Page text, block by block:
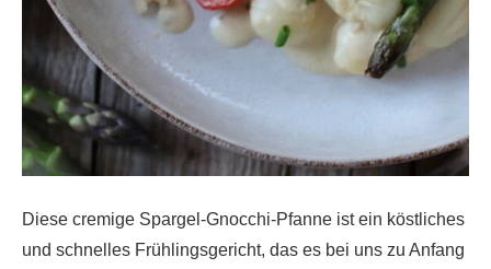
Diese cremige Spargel-Gnocchi-Pfanne ist ein köstliches
und schnelles Frühlingsgericht, das es bei uns zu Anfang